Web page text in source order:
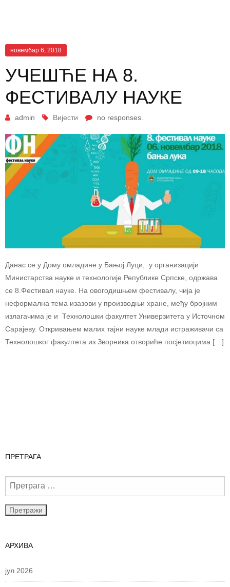
новембар 6, 2018
УЧЕШЋЕ НА 8.
ФЕСТИВАЛУ НАУКЕ
admin Вијести no responses.
Данас се у Дому омладине у Бањој Луци, у организацији
Министарства науке и технологије Републике Српске, одржава
се 8.Фестивал науке. На овогодишњем фестивалу, чија је
неформална тема изазови у производњи хране, међу бројним
излагачима је и Технолошки факултет Универзитета у Источном
Сарајеву. Откривањем малих тајни науке млади истраживачи са
Технолошког факултета из Зворника отвориће посјетиоцима […]
ПРЕТРАГА
АРХИВА
јул 2026